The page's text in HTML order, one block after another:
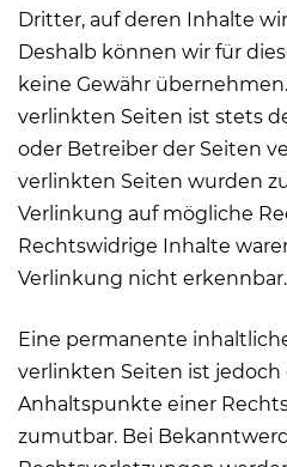
Dritter, auf deren Inhalte
Deshalb können wir für
keine Gewähr
verlinkten Seiten ist stets
oder Betreiber der Seiten
verlinkten Seiten wurden
Verlinkung auf mögliche
Rechtswidrige Inhalte
Verlinkung nicht erkennbar.
Eine permanente
verlinkten Seiten ist
Anhaltspunkte einer
zumutbar. Bei